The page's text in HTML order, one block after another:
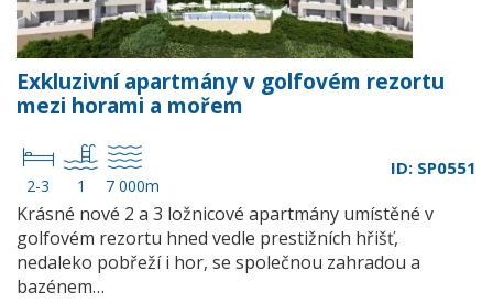
Exkluzivní apartmány v golfovém rezortu
mezi horami a mořem
2-3 1 7 000m
ID: SP0551
Krásné nové 2 a 3 ložnicové apartmány umístěné v
golfovém rezortu hned vedle prestižních hřišť,
nedaleko pobřeží i hor, se společnou zahradou a
bazénem…